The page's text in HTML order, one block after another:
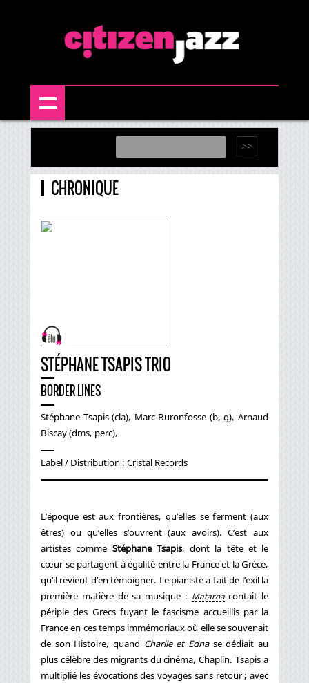
CHRONIQUE
STÉPHANE TSAPIS TRIO
BORDER LINES
Stéphane Tsapis (cla), Marc Buronfosse (b, g), Arnaud
Biscay (dms, perc),
Label / Distribution : Cristal Records
L’époque est aux frontières, qu’elles se ferment (aux
êtres) ou qu’elles s’ouvrent (aux avoirs). C’est aux
artistes comme Stéphane Tsapis, dont la tête et le
cœur se partagent à égalité entre la France et la Grèce,
qu’il revient d’en témoigner. Le pianiste a fait de l’exil la
première matière de sa musique : Mataroacontait le
périple des Grecs fuyant le fascisme accueillis par la
France en ces temps immémoriaux où elle se souvenait
de son Histoire, quand Charlie et Ednase dédiait au
plus célèbre des migrants du cinéma, Chaplin. Tsapis a
multiplié les évocations des voyages sans retour ; avec